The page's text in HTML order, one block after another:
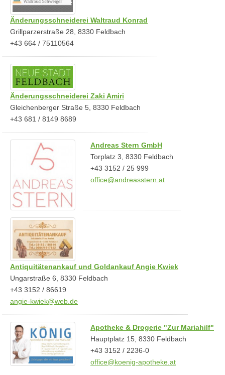
Änderungsschneiderei Waltraud Konrad
Grillparzerstraße 28, 8330 Feldbach
+43 664 / 75110564
Änderungsschneiderei Zaki Amiri
Gleichenberger Straße 5, 8330 Feldbach
+43 681 / 8149 8689
Andreas Stern GmbH
Torplatz 3, 8330 Feldbach
+43 3152 / 25 999
office@andreasstern.at
Antiquitätenankauf und Goldankauf Angie Kwiek
Ungarstraße 6, 8330 Feldbach
+43 3152 / 86619
angie-kwiek@web.de
Apotheke & Drogerie "Zur Mariahilf"
Hauptplatz 15, 8330 Feldbach
+43 3152 / 2236-0
office@koenig-apotheke.at